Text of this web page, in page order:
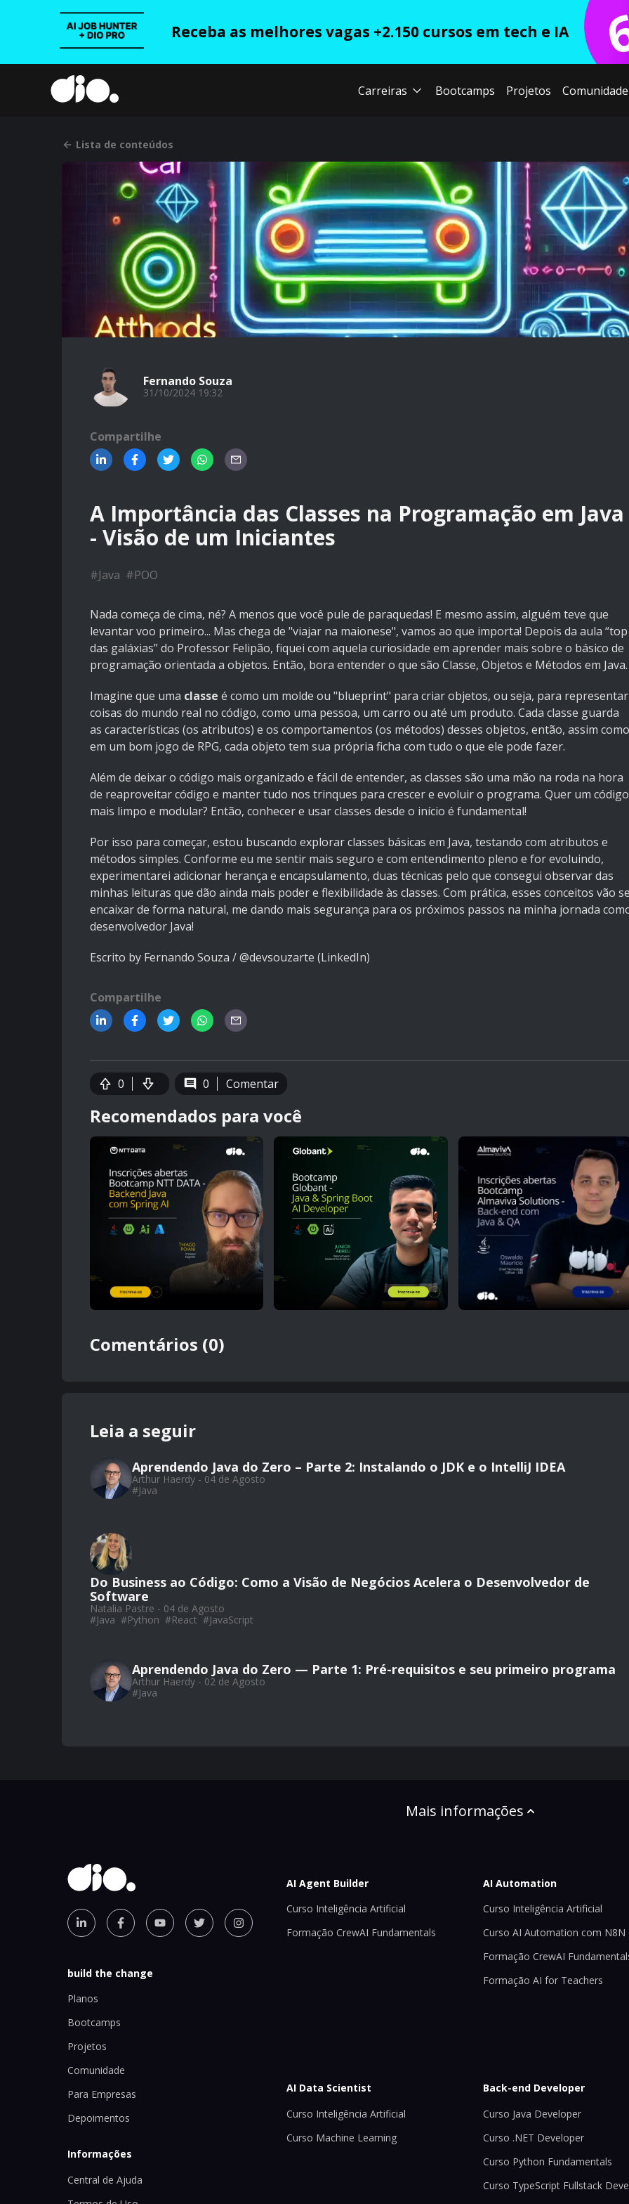
Receba as melhores vagas +2.150 cursos em tech e IA
Carreiras Bootcamps Projetos Comunidade
Lista de conteúdos
Fernando Souza
31/10/2024 19:32
Compartilhe
A Importância das Classes na Programação em Java
- Visão de um Iniciantes
#Java #POO
Nada começa de cima, né? A menos que você pule de paraquedas! E mesmo assim, alguém teve que
levantar voo primeiro... Mas chega de "viajar na maionese", vamos ao que importa! Depois da aula “top
das galáxias” do Professor Felipão, fiquei com aquela curiosidade em aprender mais sobre o básico de
programação orientada a objetos. Então, bora entender o que são Classe, Objetos e Métodos em Java.
Imagine que uma classe é como um molde ou "blueprint" para criar objetos, ou seja, para representar
coisas do mundo real no código, como uma pessoa, um carro ou até um produto. Cada classe guarda
as características (os atributos) e os comportamentos (os métodos) desses objetos, então, assim como
em um bom jogo de RPG, cada objeto tem sua própria ficha com tudo o que ele pode fazer.
Além de deixar o código mais organizado e fácil de entender, as classes são uma mão na roda na hora
de reaproveitar código e manter tudo nos trinques para crescer e evoluir o programa. Quer um código
mais limpo e modular? Então, conhecer e usar classes desde o início é fundamental!
Por isso para começar, estou buscando explorar classes básicas em Java, testando com atributos e
métodos simples. Conforme eu me sentir mais seguro e com entendimento pleno e for evoluindo,
experimentarei adicionar herança e encapsulamento, duas técnicas pelo que consegui observar das
minhas leituras que dão ainda mais poder e flexibilidade às classes. Com prática, esses conceitos vão se
encaixar de forma natural, me dando mais segurança para os próximos passos na minha jornada
desenvolvedor Java!
Escrito by Fernando Souza / @devsouzarte (LinkedIn)
Compartilhe
0 0 Comentar
Recomendados para você
Comentários (0)
Leia a seguir
Aprendendo Java do Zero – Parte 2: Instalando o JDK e o IntelliJ IDEA
Arthur Haerdy - 04 de Agosto
#Java
Do Business ao Código: Como a Visão de Negócios Acelera o Desenvolvedor de
Software
Natalia Pastre - 04 de Agosto
#Java #Python #React #JavaScript
Aprendendo Java do Zero — Parte 1: Pré-requisitos e seu primeiro programa
Arthur Haerdy - 02 de Agosto
#Java
Mais informações
build the change
Planos
Bootcamps
Projetos
Comunidade
Para Empresas
Depoimentos
Informações
Central de Ajuda
AI Agent Builder
Curso Inteligência Artificial
Formação CrewAI Fundamentals
AI Automation
Curso Inteligência Artificial
Curso AI Automation com N8N
Formação CrewAI
Formação AI for Teachers
AI Data Scientist
Curso Inteligência Artificial
Curso Machine Learning
Back-end Developer
Curso Java Developer
Curso .NET Developer
Curso Python Fundamentals
Curso TypeScript Fullstack